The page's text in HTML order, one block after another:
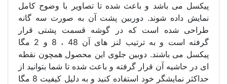
پیکسل می باشد و باعث شده تا تصاویر با وضوح کامل
نمایش داده شوند. دوربین پشت آن به صورت سه گانه
طراحی شده است که در گوشه قسمت پشتی قرار
گرفته است و به ترتیب لنز های آن 48 ، 8 و 2 مگا
پیکسل می باشند. دوبین جلوی این محصول همچون نقطه
ای در حاشیه آن قرار گرفته و باعث شده تا شما بتوانید از
حداکثر نمایشگر خود استفاده کنید و به دلیل کیفیت 8 مگا